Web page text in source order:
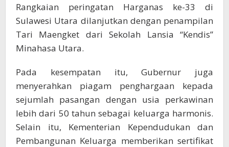
Rangkaian peringatan Harganas ke-33 di
Sulawesi Utara dilanjutkan dengan penampilan
Tari Maengket dari Sekolah Lansia “Kendis”
Minahasa Utara.
Pada kesempatan itu, Gubernur juga
menyerahkan piagam penghargaan kepada
sejumlah pasangan dengan usia perkawinan
lebih dari 50 tahun sebagai keluarga harmonis.
Selain itu, Kementerian Kependudukan dan
Pembangunan Keluarga memberikan sertifikat